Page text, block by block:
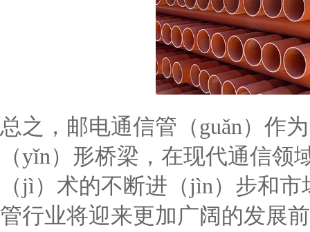
总之，邮电通信管（guǎn）作
（yǐn）形桥梁，在现代通信
（jì）术的不断进（jìn）步和
管行业将迎来更加广阔的发展